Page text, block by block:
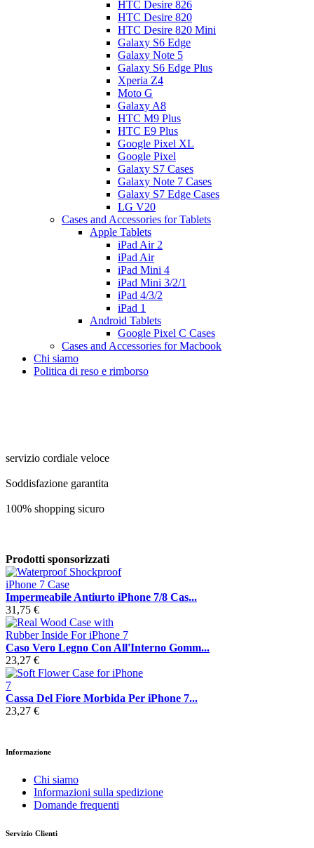
HTC Desire 826
HTC Desire 820
HTC Desire 820 Mini
Galaxy S6 Edge
Galaxy Note 5
Galaxy S6 Edge Plus
Xperia Z4
Moto G
Galaxy A8
HTC M9 Plus
HTC E9 Plus
Google Pixel XL
Google Pixel
Galaxy S7 Cases
Galaxy Note 7 Cases
Galaxy S7 Edge Cases
LG V20
Cases and Accessories for Tablets
Apple Tablets
iPad Air 2
iPad Air
iPad Mini 4
iPad Mini 3/2/1
iPad 4/3/2
iPad 1
Android Tablets
Google Pixel C Cases
Cases and Accessories for Macbook
Chi siamo
Politica di reso e rimborso
servizio cordiale veloce
Soddisfazione garantita
100% shopping sicuro
Prodotti sponsorizzati
Impermeabile Antiurto iPhone 7/8 Cas...
31,75 €
Caso Vero Legno Con All'Interno Gomm...
23,27 €
Cassa Del Fiore Morbida Per iPhone 7...
23,27 €
Informazione
Chi siamo
Informazioni sulla spedizione
Domande frequenti
Servizio Clienti